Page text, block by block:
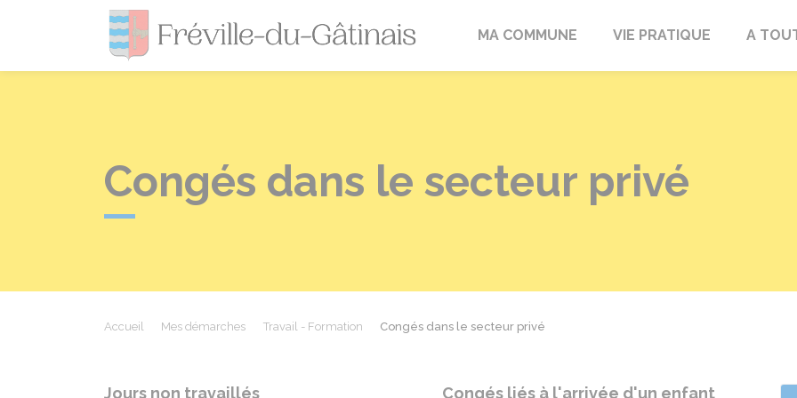
Fréville-du-Gâtinais
MA COMMUNE VIE PRATIQUE A
Congés dans le secteur privé
Accueil Mes démarches Travail - Formation Congés dans le secteur privé
Jours non travaillés Congés liés à l'arrivée d'un enfant